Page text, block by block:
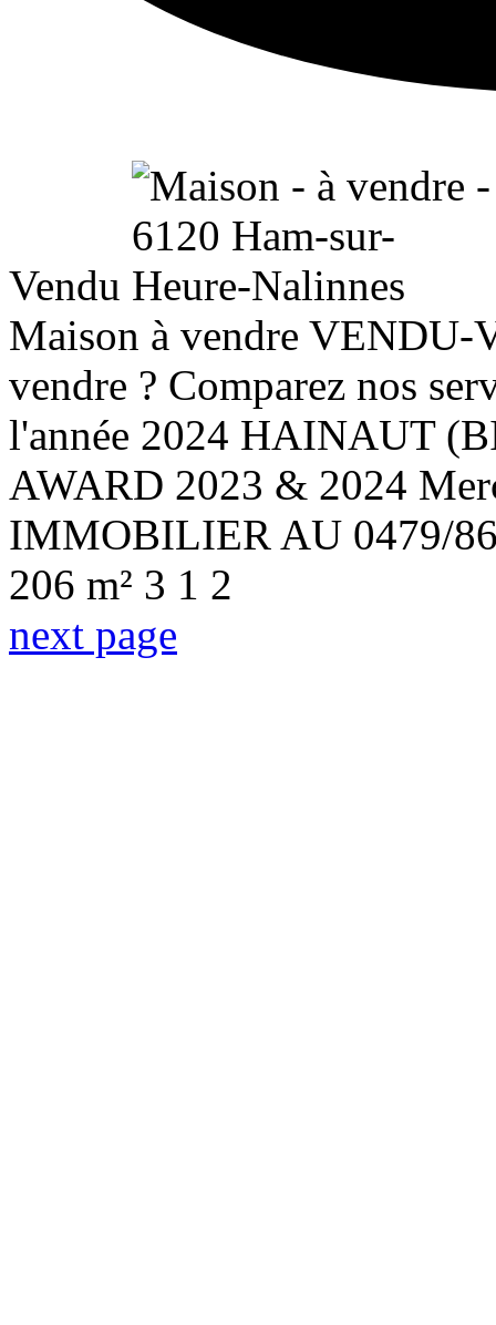
Vendu
Maison à vendre VENDU-
vendre ? Comparez nos
l'année 2024 HAINAUT
AWARD 2023 & 2024
IMMOBILIER AU 0479/
206 m² 3 1 2
next page